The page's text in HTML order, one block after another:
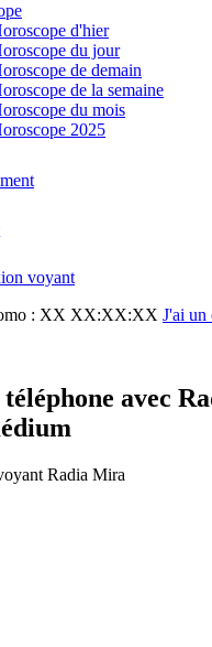
d'hier
du jour
de demain
de la semaine
du mois
2025
voyant
: XX XX:XX:XX J'ai un
avec